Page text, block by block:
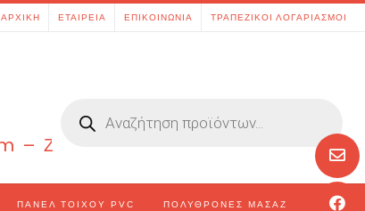
ΑΡΧΙΚΉ ΕΤΑΙΡΕΊΑ ΕΠΙΚΟΙΝΩΝΊΑ ΤΡΑΠΕΖΙΚΟΊ ΛΟΓΑΡΙΑΣΜΟΊ
– Ζάκυνθος – Ελλάδα
search
ΠΆΝΕΛ ΤΟΊΧΟΥ PVC ΠΟΛΥΘΡΌΝΕΣ ΜΑΣΆΖ